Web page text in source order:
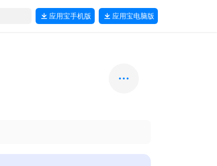
应用宝手机版 应用宝电脑版